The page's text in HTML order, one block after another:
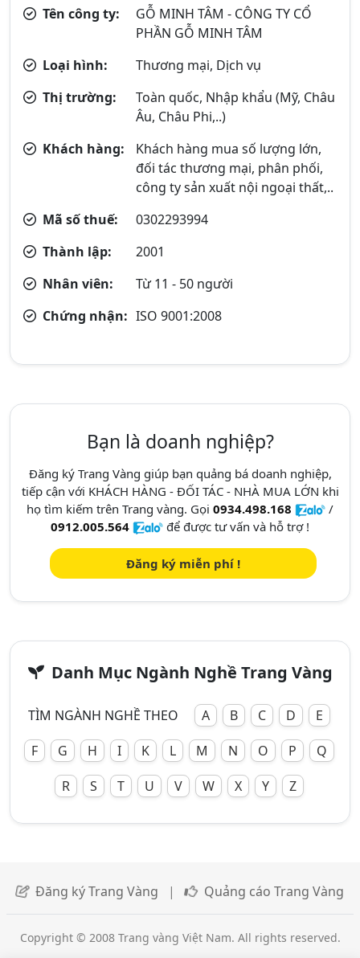
Tên công ty:
GỖ MINH TÂM - CÔNG TY CỔ
PHẦN GỖ MINH TÂM
Loại hình:
Thương mại, Dịch vụ
Thị trường:
Toàn quốc, Nhập khẩu (Mỹ, Châu
Âu, Châu Phi,..)
Khách hàng:
Khách hàng mua số lượng lớn,
đối tác thương mại, phân phối,
công ty sản xuất nội ngoại thất,..
Mã số thuế:
0302293994
Thành lập:
2001
Nhân viên:
Từ 11 - 50 người
Chứng nhận: ISO 9001:2008
Bạn là doanh nghiệp?
Đăng ký Trang Vàng giúp bạn quảng bá doanh nghiệp,
tiếp cận với KHÁCH HÀNG - ĐỐI TÁC - NHÀ MUA LỚN khi
họ tìm kiếm trên Trang vàng. Gọi 0934.498.168
/
0912.005.564
để được tư vấn và hỗ trợ !
Đăng ký miễn phí !
Danh Mục Ngành Nghề Trang Vàng
TÌM NGÀNH NGHỀ THEO A B C D
E
F
G H I K L M N O P
Q
R
S T U V W X Y Z
Đăng ký Trang Vàng | Quảng cáo Trang Vàng
Copyright © 2008 Trang vàng Việt Nam. All rights reserved.